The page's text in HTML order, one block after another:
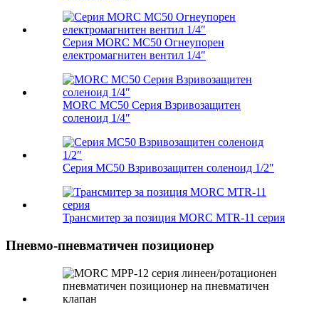
Серия MORC MC50 Огнеупорен
електромагнитен вентил 1/4″
MORC MC50 Серия Взривозащитен
соленоид 1/4″
Серия MC50 Взривозащитен соленоид 1/2″
Трансмитер за позиция MORC MTR-11 серия
Пневмо-пневматичен позиционер